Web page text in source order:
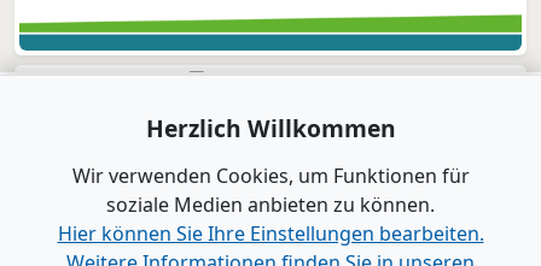
Herzlich Willkommen
Wir verwenden Cookies, um Funktionen für
soziale Medien anbieten zu können.
Hier können Sie Ihre Einstellungen bearbeiten.